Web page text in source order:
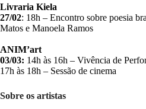
Livraria Kiela
27/02: 18h – Encontro sobre poesia
Matos e Manoela Ramos
ANIM’art
03/03: 14h às 16h – Vivência de
17h às 18h – Sessão de cinema
Sobre os artistas